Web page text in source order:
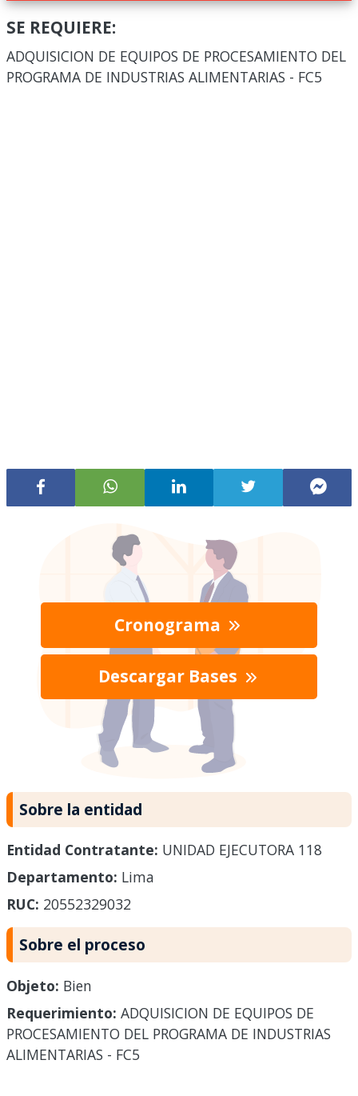
SE REQUIERE:
ADQUISICION DE EQUIPOS DE PROCESAMIENTO DEL
PROGRAMA DE INDUSTRIAS ALIMENTARIAS - FC5
Cronograma
Descargar Bases
Sobre la entidad
Entidad Contratante: UNIDAD EJECUTORA 118
Departamento: Lima
RUC: 20552329032
Sobre el proceso
Objeto: Bien
Requerimiento: ADQUISICION DE EQUIPOS DE
PROCESAMIENTO DEL PROGRAMA DE INDUSTRIAS
ALIMENTARIAS - FC5